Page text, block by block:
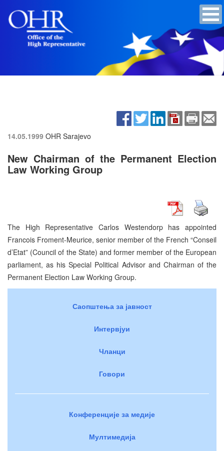
14.05.1999 OHR Sarajevo
New Chairman of the Permanent Election
Law Working Group
The High Representative Carlos Westendorp has appointed
Francois Froment-Meurice, senior member of the French “Conseil
d’Etat” (Council of the State) and former member of the European
parliament, as his Special Political Advisor and Chairman of the
Permanent Election Law Working Group.
Саопштења за јавност
Интервјуи
Чланци
Говори
Конференције за медије
Мултимедија